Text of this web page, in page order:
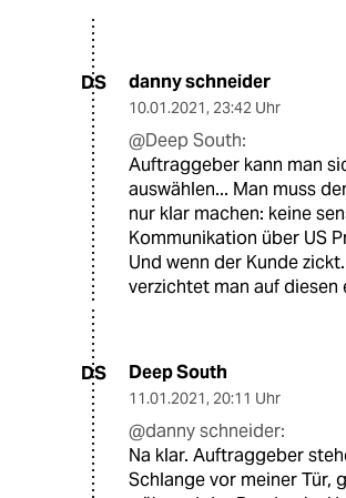
DS danny schneider
10.01.2021, 23:42 Uhr
@Deep South:
Auftraggeber kann man
auswählen... Man muss
nur klar machen: keine
Kommunikation über US
Und wenn der Kunde
verzichtet man auf diesen
DS Deep South
11.01.2021, 20:11 Uhr
@danny schneider:
Na klar. Auftraggeber
Schlange vor meiner Tür,